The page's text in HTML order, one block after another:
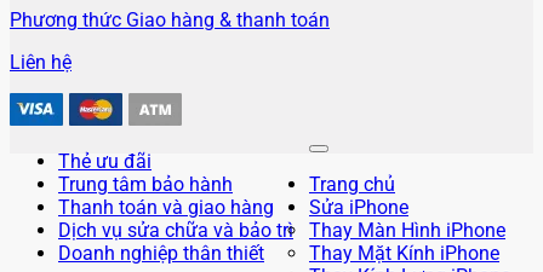
Phương thức Giao hàng & thanh toán
Liên hệ
Thẻ ưu đãi
Trung tâm bảo hành
Thanh toán và giao hàng
Dịch vụ sửa chữa và bảo trì
Doanh nghiệp thân thiết
Trang chủ
Sửa iPhone
Thay Màn Hình iPhone
Thay Mặt Kính iPhone